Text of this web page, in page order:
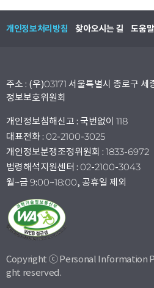
개인정보처리방침 찾아오시는 길 도움말
주소 : (우)03171 서울특별시 종로구
정보보호위원회
개인정보침해신고 : 국번없이 118
대표전화 : 02-2100-3025
개인정보분쟁조정위원회 : 1833-6972
법령해석지원센터 : 02-2100-3043
월~금 9:00~18:00, 공휴일 제외
Copyright ⓒ Personal Information
ght reserved.